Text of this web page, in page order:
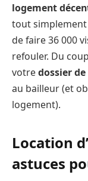
logement
tout simplement
de faire 36 000
refouler. Du
votredossier
au bailleur (et
logement).
Location
astuces